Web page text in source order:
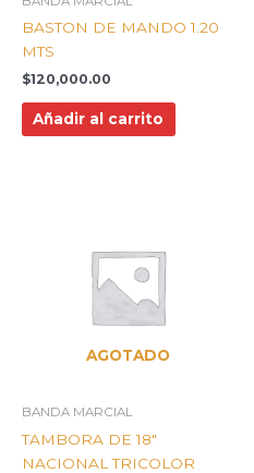
BASTON DE MANDO 1.20
MTS
$120,000.00
Añadir al carrito
AGOTADO
BANDA MARCIAL
TAMBORA DE 18″
NACIONAL TRICOLOR